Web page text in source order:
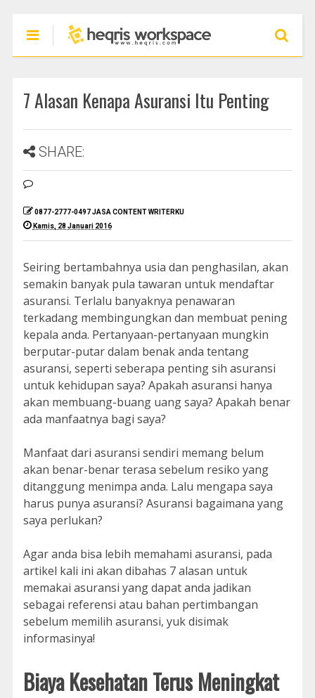
7 Alasan Kenapa Asuransi Itu Penting
SHARE:
0877-2777-0497 JASA CONTENT WRITERKU
Kamis, 28 Januari 2016
Seiring bertambahnya usia dan penghasilan, akan
semakin banyak pula tawaran untuk mendaftar
asuransi. Terlalu banyaknya penawaran
terkadang membingungkan dan membuat pening
kepala anda. Pertanyaan-pertanyaan mungkin
berputar-putar dalam benak anda tentang
asuransi, seperti seberapa penting sih asuransi
untuk kehidupan saya? Apakah asuransi hanya
akan membuang-buang uang saya? Apakah benar
ada manfaatnya bagi saya?
Manfaat dari asuransi sendiri memang belum
akan benar-benar terasa sebelum resiko yang
ditanggung menimpa anda. Lalu mengapa saya
harus punya asuransi? Asuransi bagaimana yang
saya perlukan?
Agar anda bisa lebih memahami asuransi, pada
artikel kali ini akan dibahas 7 alasan untuk
memakai asuransi yang dapat anda jadikan
sebagai referensi atau bahan pertimbangan
sebelum memilih asuransi, yuk disimak
informasinya!
Biaya Kesehatan Terus Meningkat